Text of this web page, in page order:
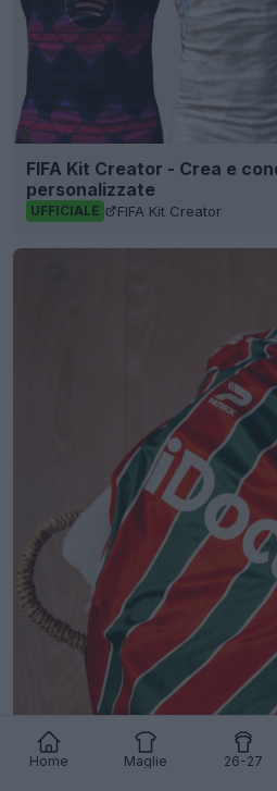
Home Maglie 26-27
FIFA Kit Creator - Crea e
personalizzate
UFFICIALE FIFA Kit Creator